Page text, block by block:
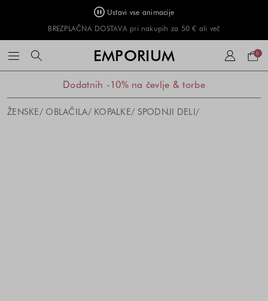
Ustavi vse animacije
BREZPLAČNA DOSTAVA pri nakupih za 50 € ali več
EMPORIUM 0
Dodatnih -10% na čevlje & torbe
ŽENSKE OBLAČILA KOPALKE SPODNJI DELI